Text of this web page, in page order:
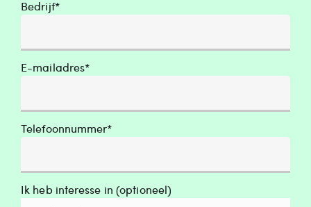
Bedrijf*
E-mailadres*
Telefoonnummer*
Ik heb interesse in (optioneel)